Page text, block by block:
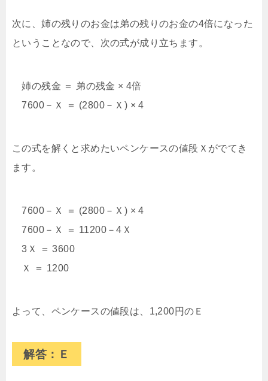
次に、姉の残りのお金は弟の残りのお金の4倍になった
ということなので、次の式が成り立ちます。
姉の残金 ＝ 弟の残金 × 4倍
7600－Ｘ ＝ (2800－Ｘ) × 4
この式を解くと求めたいペンケースの値段Ｘがでてき
ます。
7600－Ｘ ＝ (2800－Ｘ) × 4
7600－Ｘ ＝ 11200－4Ｘ
3Ｘ ＝ 3600
Ｘ ＝ 1200
よって、ペンケースの値段は、1,200円のＥ
解答：Ｅ